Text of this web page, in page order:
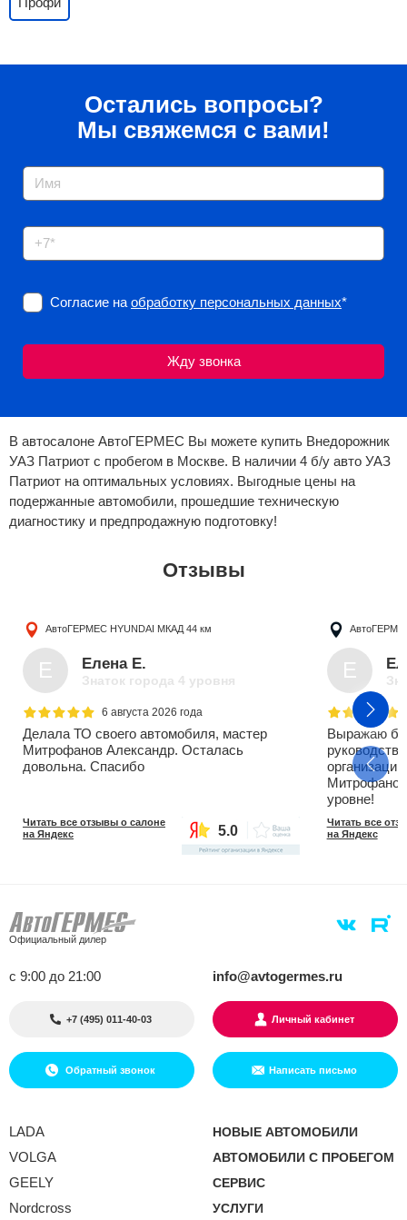
Остались вопросы?
Мы свяжемся с вами!
Согласие наобработку персональных данных*
В автосалоне АвтоГЕРМЕС Вы можете купить Внедорожник
УАЗ Патриот с пробегом в Москве. В наличии 4 б/у авто УАЗ
Патриот на оптимальных условиях. Выгодные цены на
подержанные автомобили, прошедшие техническую
диагностику и предпродажную подготовку!
Отзывы
АвтоГЕРМЕС HYUNDAI МКАД 44 км
Е Елена Е.
Знаток города 4 уровня
6 августа 2026 года
Делала ТО своего автомобиля, мастер
Митрофанов Александр. Осталась
довольна. Спасибо
Читать все отзывы о салоне
на Яндекс
5.0
Е
Выражаю
уровне!
Читать все
на Яндекс
Официальный дилер
с 9:00 до 21:00 info@avtogermes.ru
+7 (495) 011-40-03 Личный кабинет
Обратный звонок Написать письмо
LADA
VOLGA
GEELY
Nordcross
НОВЫЕ АВТОМОБИЛИ
АВТОМОБИЛИ С ПРОБЕГОМ
СЕРВИС
УСЛУГИ